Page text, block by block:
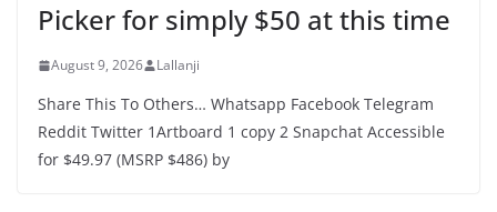
Picker for simply $50 at this time
August 9, 2026 Lallanji
Share This To Others… Whatsapp Facebook Telegram
Reddit Twitter 1Artboard 1 copy 2 Snapchat Accessible
for $49.97 (MSRP $486) by